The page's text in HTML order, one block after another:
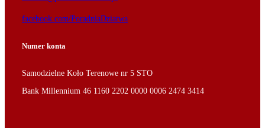
facebook.com/PoradniaDziatwa
Numer konta
Samodzielne Koło Terenowe nr 5 STO
Bank Millennium 46 1160 2202 0000 0006 2474 3414